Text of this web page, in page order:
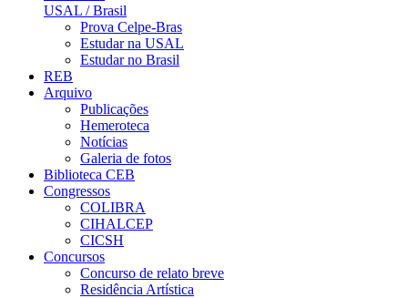
USAL / Brasil
Prova Celpe-Bras
Estudar na USAL
Estudar no Brasil
REB
Arquivo
Publicações
Hemeroteca
Notícias
Galeria de fotos
Biblioteca CEB
Congressos
COLIBRA
CIHALCEP
CICSH
Concursos
Concurso de relato breve
Residência Artística